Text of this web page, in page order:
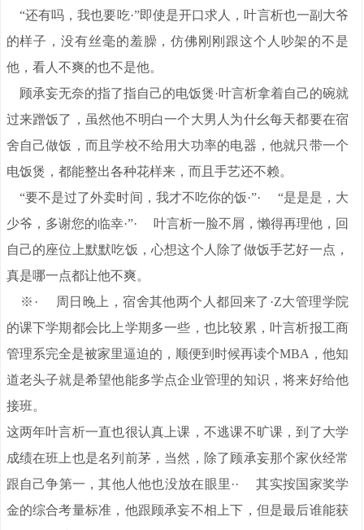
“还有吗，我也要吃·”即使是开口求人，叶言析也一副大爷
的样子，没有丝毫的羞臊，仿佛刚刚跟这个人吵架的不是
他，看人不爽的也不是他。
顾承妄无奈的指了指自己的电饭煲·叶言析拿着自己的碗就
过来蹭饭了，虽然他不明白一个大男人为什幺每天都要在宿
舍自己做饭，而且学校不给用大功率的电器，他就只带一个
电饭煲，都能整出各种花样来，而且手艺还不赖。
“要不是过了外卖时间，我才不吃你的饭·”· “是是是，大
少爷，多谢您的临幸·”· 叶言析一脸不屑，懒得再理他，回
自己的座位上默默吃饭，心想这个人除了做饭手艺好一点，
真是哪一点都让他不爽。
※· 周日晚上，宿舍其他两个人都回来了·Z大管理学院
的课下学期都会比上学期多一些，也比较累，叶言析报工商
管理系完全是被家里逼迫的，顺便到时候再读个MBA，他知
道老头子就是希望他能多学点企业管理的知识，将来好给他
接班。
这两年叶言析一直也很认真上课，不逃课不旷课，到了大学
成绩在班上也是名列前茅，当然，除了顾承妄那个家伙经常
跟自己争第一，其他人他也没放在眼里·· 其实按国家奖学
金的综合考量标准，他跟顾承妄不相上下，但是最后谁能获